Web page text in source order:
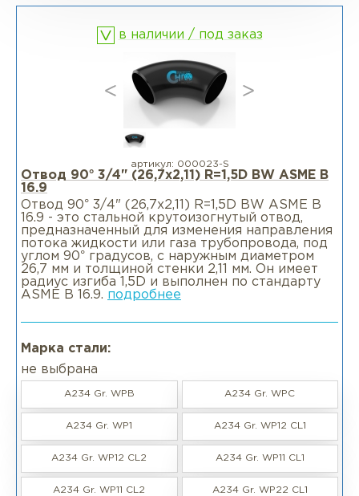
Фланцы раструбные SW
Фланцы свободные LJ
Фланцы воротниковые удлиненные
в наличии / под заказ
артикул: 000023-S
Отвод 90° 3/4" (26,7х2,11) R=1,5D BW ASME B
16.9
Отвод 90° 3/4" (26,7х2,11) R=1,5D BW ASME B
16.9 - это стальной крутоизогнутый отвод,
предназначенный для изменения направления
потока жидкости или газа трубопровода, под
углом 90° градусов, с наружным диаметром
26,7 мм и толщиной стенки 2,11 мм. Он имеет
радиус изгиба 1,5D и выполнен по стандарту
ASME B 16.9. подробнее
Марка стали:
не выбрана
A234 Gr. WPB A234 Gr. WPC
A234 Gr. WP1 A234 Gr. WP12 CL1
A234 Gr. WP12 CL2 A234 Gr. WP11 CL1
A234 Gr. WP11 CL2 A234 Gr. WP22 CL1